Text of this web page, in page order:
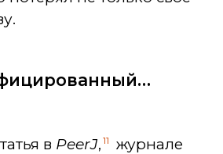
…
в PeerJ, 11
журнале